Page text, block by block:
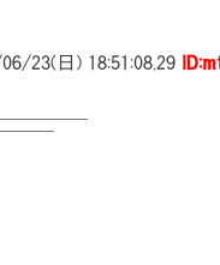
23(日) 18:51:08.29